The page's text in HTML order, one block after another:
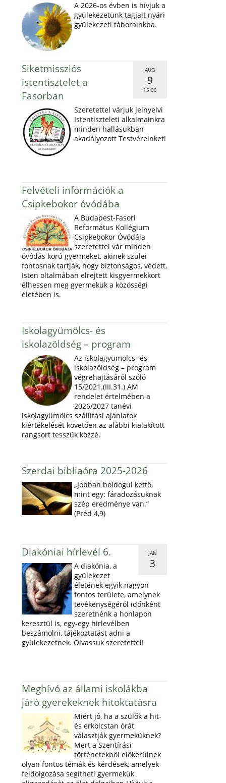
A 2026-os évben is hívjuk a
gyülekezetünk tagjait nyári
gyülekezeti táborainkba.
AUG
9
15:00
Siketmissziós
istentisztelet a
Fasorban
Szeretettel várjuk jelnyelvi
Istentiszteleti alkalmainkra
minden hallásukban
akadályozott Testvéreinket!
Felvételi információk a
Csipkebokor óvódába
A Budapest-Fasori
Református Kollégium
Csipkebokor Óvódája
szeretettel vár minden
óvódás korú gyermeket, akinek szülei
fontosnak tartják, hogy biztonságos, védett,
Isten oltalmában elrejtett kisgyermekkort
élhessen meg gyermekük a közösségi
életében is.
Iskolagyümölcs- és
iskolazöldség – program
Az iskolagyümölcs- és
iskolazöldség – program
végrehajtásáról szóló
15/2021.(III.31.) AM
rendelet értelmében a
2026/2027 tanévi
iskolagyümölcs szállítási ajánlatok
kiértékelését követően az alábbi kialakított
rangsort tesszük közzé.
Szerdai bibliaóra 2025-2026
„Jobban boldogul kettő,
mint egy: fáradozásuknak
szép eredménye van.”
(Préd 4,9)
JAN
3
Diakóniai hírlevél 6.
A diakónia, a
gyülekezet
életének egyik nagyon
fontos területe, amelynek
tevékenységéról időnként
szeretnénk a honlapon
keresztül is, egy-egy hirlevélben
beszámolni, tájékoztatást adni a
gyülekezetnek. Olvassuk szeretettel!
Meghívó az állami iskolákba
járó gyerekeknek hitoktatásra
Miért jó, ha a szülők a hit-
és erkölcstan órát
választják gyermeküknek?
Mert a Szentírási
történetekből előkerülnek
olyan fontos témák és kérdések, amelyek
feldolgozása segítheti gyermekük